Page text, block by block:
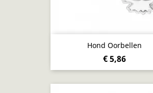
Hond Oorbellen
€ 5,86